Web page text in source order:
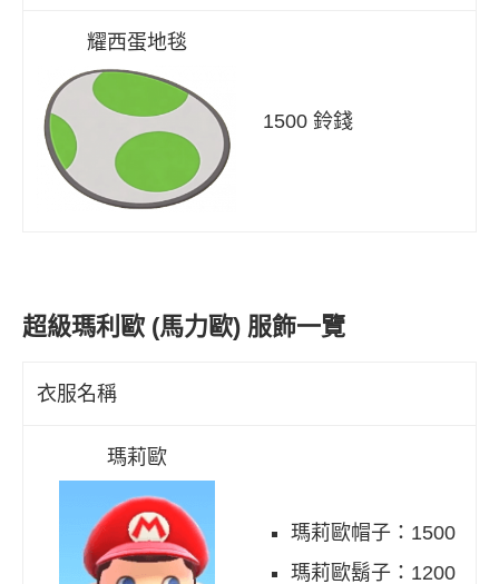
耀西蛋地毯
1500 鈴錢
超級瑪利歐 (馬力歐) 服飾一覽
衣服名稱
瑪莉歐
瑪莉歐帽子：1500
瑪莉歐鬍子：1200